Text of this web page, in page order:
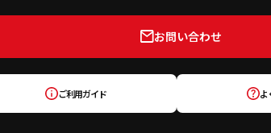
お問い合わせ
ご利用ガイド よ